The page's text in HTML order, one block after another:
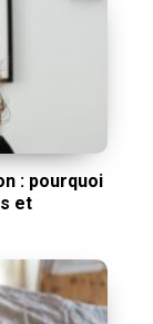
: pourquoi
et